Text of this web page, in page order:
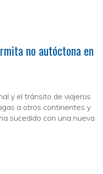
no autóctona en
y el tránsito de viajeros
a otros continentes y
sucedido con una nueva